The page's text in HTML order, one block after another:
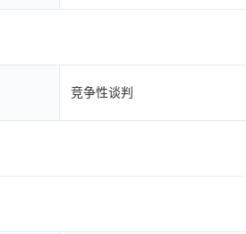
竞争性谈判